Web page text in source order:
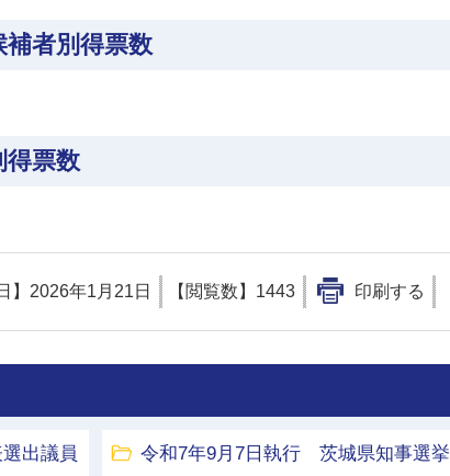
者別得票数
票数
】 2026年1月21日 【閲覧数】 1443 印刷する
出議員
令和7年9月7日執行 茨城県知事選挙